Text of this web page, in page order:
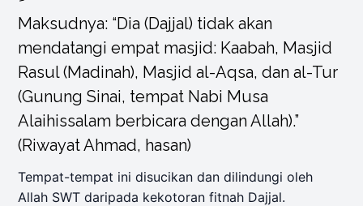
Maksudnya: “Dia (Dajjal) tidak akan
mendatangi empat masjid: Kaabah, Masjid
Rasul (Madinah), Masjid al-Aqsa, dan al-Tur
(Gunung Sinai, tempat Nabi Musa
Alaihissalam berbicara dengan Allah).”
(Riwayat Ahmad, hasan)
Tempat-tempat ini disucikan dan dilindungi oleh
Allah SWT daripada kekotoran fitnah Dajjal.